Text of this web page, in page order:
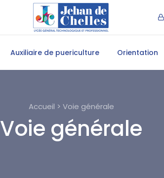
Auxiliaire de puericulture Orientation
Accueil > Voie générale
Voie générale